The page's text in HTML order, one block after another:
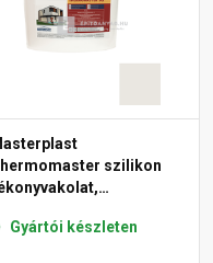
szilikon
F 25 kg
Gyártói készleten